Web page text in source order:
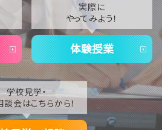
実際に
やってみよう！
体験授業
学校見学・
会はこちらから！